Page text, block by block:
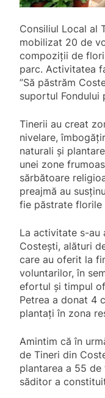
Consiliul Local al
mobilizat 20 de
compoziții de
parc. Activitatea
”Să păstrăm
suportul Fondului
Tinerii au creat
nivelare,
naturali și
unei zone
sărbătoare
preajmă au
fie păstrate florile
La activitate s-au
Costești, alături
care au oferit la
voluntarilor, în
efortul și timpul
Petrea a donat 4
plantați în zona
Amintim că în
de Tineri din
plantarea a 55 de
săditor a